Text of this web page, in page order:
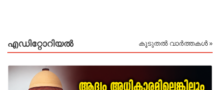
എഡിറ്റോറിയല്‍ കൂടുതൽ വാർത്തകൾ »